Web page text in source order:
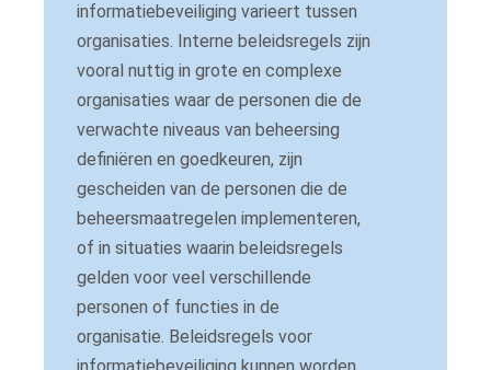
informatiebeveiliging varieert tussen
organisaties. Interne beleidsregels zijn
vooral nuttig in grote en complexe
organisaties waar de personen die de
verwachte niveaus van beheersing
definiëren en goedkeuren, zijn
gescheiden van de personen die de
beheersmaatregelen implementeren,
of in situaties waarin beleidsregels
gelden voor veel verschillende
personen of functies in de
organisatie. Beleidsregels voor